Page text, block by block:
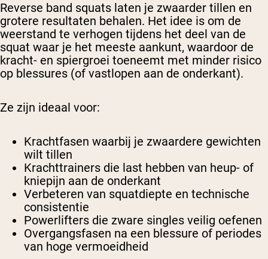
Reverse band squats laten je zwaarder tillen en
grotere resultaten behalen. Het idee is om de
weerstand te verhogen tijdens het deel van de
squat waar je het meeste aankunt, waardoor de
kracht- en spiergroei toeneemt met minder risico
op blessures (of vastlopen aan de onderkant).
Ze zijn ideaal voor:
Krachtfasen waarbij je zwaardere gewichten
wilt tillen
Krachttrainers die last hebben van heup- of
kniepijn aan de onderkant
Verbeteren van squatdiepte en technische
consistentie
Powerlifters die zware singles veilig oefenen
Overgangsfasen na een blessure of periodes
van hoge vermoeidheid